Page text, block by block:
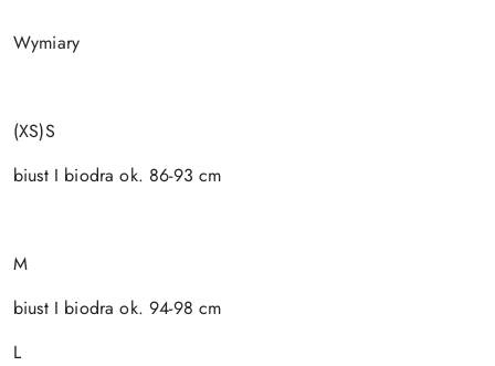
Wymiary
(XS)S
biust I biodra ok. 86-93 cm
M
biust I biodra ok. 94-98 cm
L